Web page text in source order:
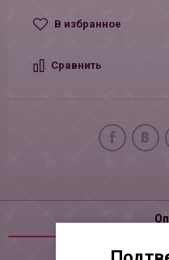
В избранное
Сравнить